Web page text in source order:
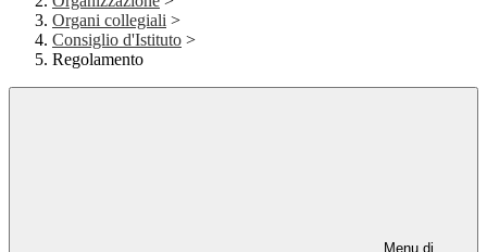
Organi collegiali >
Consiglio d'Istituto >
Regolamento
Menu di